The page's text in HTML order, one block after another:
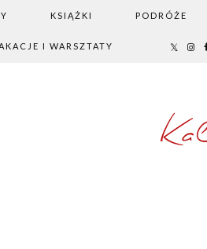
KSIĄŻKI PODRÓŻE
I WARSZTATY